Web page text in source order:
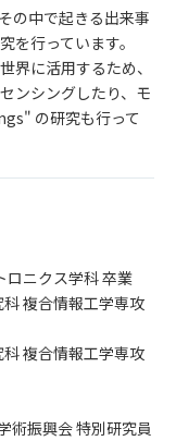
の中で起きる出来事
を行っています。
界に活用するため、
ンシングしたり、モ
の研究も行って
ロニクス学科 卒業
複合情報工学専攻
複合情報工学専攻
術振興会 特別研究員